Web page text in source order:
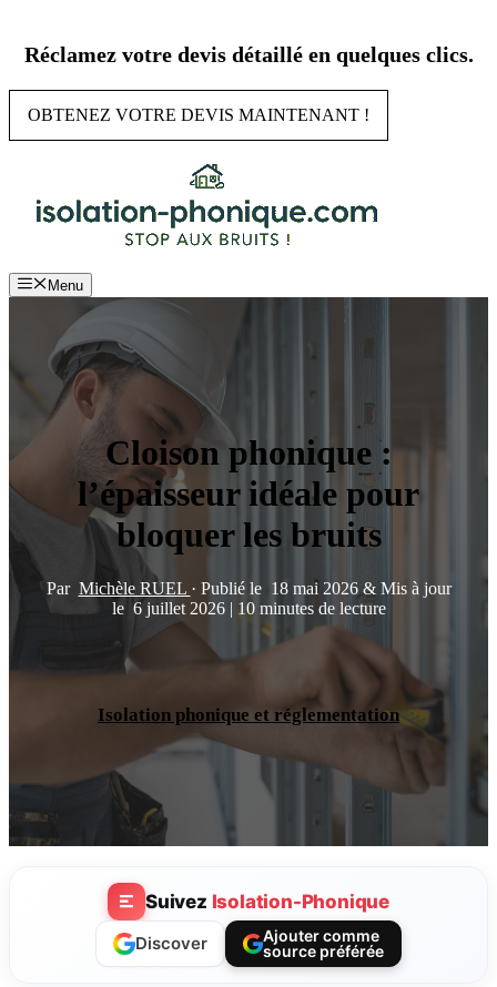
contenu
Réclamez votre devis détaillé en quelques clics.
OBTENEZ VOTRE DEVIS MAINTENANT !
Menu
Cloison phonique :
l’épaisseur idéale pour
bloquer les bruits
Par Michèle RUEL · Publié le 18 mai 2026 & Mis à jour
le 6 juillet 2026 | 10 minutes de lecture
Isolation phonique et réglementation
Suivez Isolation-Phonique
Discover
Ajouter comme
source préférée